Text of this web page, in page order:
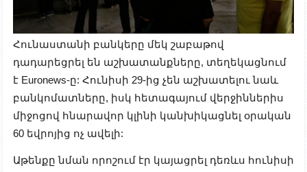
Հունաստանի բանկերը մեկ շաբաթով
դադարեցրել են աշխատանքները, տեղեկացնում
է Euronews-ը: Հունիսի 29-ից չեն աշխատելու նաև
բանկոմատները, իսկ հետագայում վերջիններիս
միջոցով հնարավոր կլինի կանխիկացնել օրական
60 եվրոյից ոչ ավելի:
Աթենքը նման որոշում էր կայացրել դեռևս հունիսի